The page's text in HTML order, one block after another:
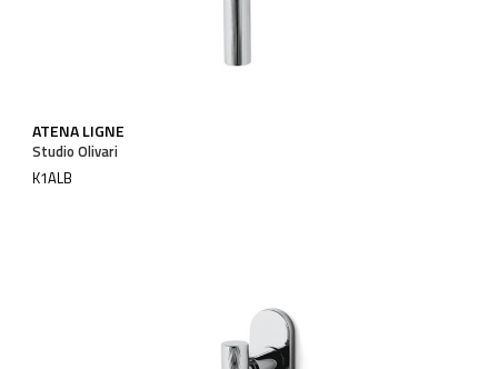
ATENA LIGNE
Studio Olivari
K1ALB